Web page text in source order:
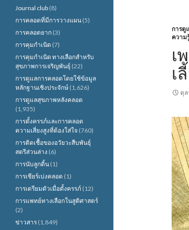
การดู
ความ
เ
เ
ตุ
Journal club (8)
การคลอดที่มีการวางแผน (5)
การคลอดยาก (3)
การคุมกำเนิด (7)
การคุมกำเนิด ทางเลือกสำหรับ
สุขภาพการเจริญพันธุ์ (22)
การดูแลการคลอดโดยใช้ข้อมูล
หลักฐานเชิงประจักษ์ (1,626)
การดูแลสุขภาพหลังคลอด
(1,935)
การตั้งครรภ์และการคลอด
ความเสี่ยงสูงที่ต้องใส่ใจ (760)
การติดเชื้อของอวัยวะสืบพันธุ์
สตรีส่วนล่าง (6)
การนับลูกดิ้น (1)
การเชียร์เบ่งคลอด (1)
การเตรียมตัวเมื่อตั้งครรภ์ (12)
การแพทย์ทางเลือกในสูติศาสตร์
(2)
ข่าวสาร (1,849)